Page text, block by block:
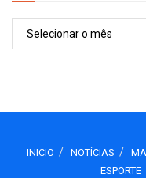
INICIO NOTÍCIAS
ESPORTE